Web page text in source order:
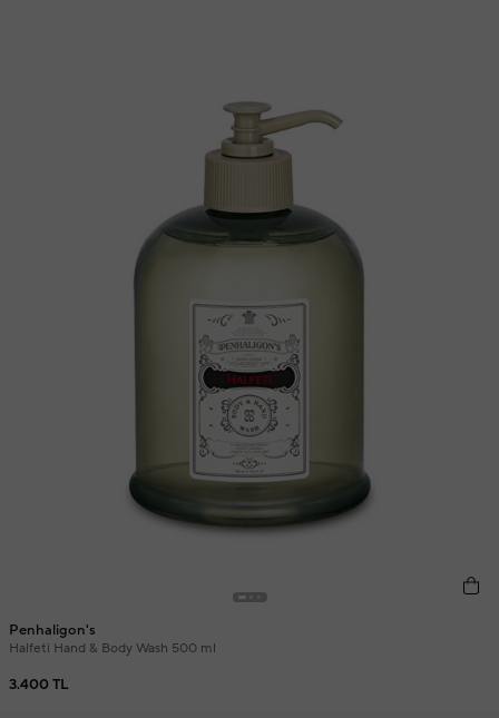
Penhaligon's
Halfeti Hand & Body Wash 500 ml
3.400 TL